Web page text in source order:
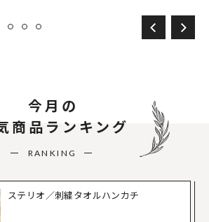
今月の
商品ランキング
RANKING
ステリオ／刺繍タオルハンカチ